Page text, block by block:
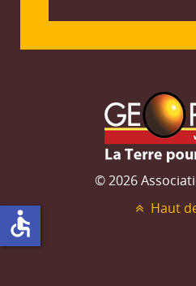
© 2026
Haut
accessible